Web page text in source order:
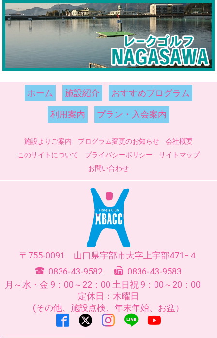
ホーム 施設紹介 おすすめプログラム
利用案内 プラン・入会案内
施設よりご案内 プログラム変更のお知らせ
会社概要
このサイトについて
プライバシーポリシー
サイトマップ
お問い合わせ
755-0091 山口県宇部市大字上宇部471−４
0836-43-9582
0836-43-9583
月～水・金 9：00～22：00 土日祝 9：00～20：00
定休日：木曜日
(その他、施設点検、年末年始、お盆）